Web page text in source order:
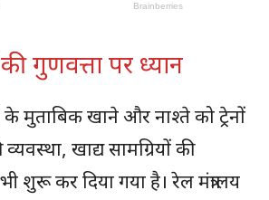
की गुणवत्ता पर ध्यान
मुताबिक खाने और नाश्ते को ट्रेनों
खाद्य सामग्रियों की
शुरू कर दिया गया है। रेल मंत्रालय